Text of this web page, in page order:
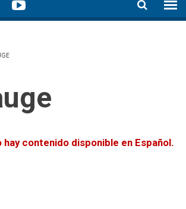
hay contenido disponible en Español.